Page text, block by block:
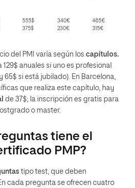
555$ 340€
465€
375$ 230€ 315€
del PMI varía según los capítulos.
anuales si uno es profesional
65$ si está jubilado). En Barcelona,
que realiza este capítulo, hay
de 37$; la inscripción es gratis para
o master.
tiene el
PMP?
tipo test, que deben
cada pregunta se ofrecen cuatro